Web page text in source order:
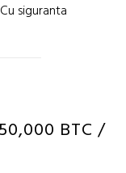
siguranta
BTC /